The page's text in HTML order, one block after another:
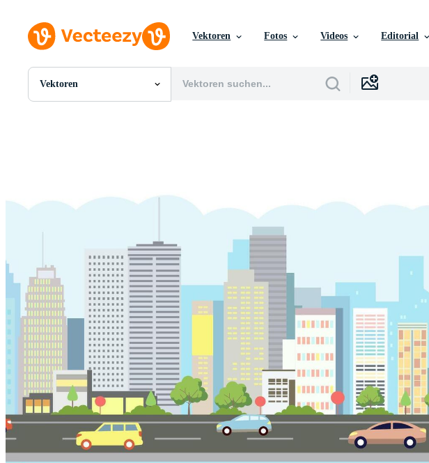
Vektoren Fotos Videos Editorial
Vektoren
Alle Bilder
Videos
Redaktionelle Ereignisse